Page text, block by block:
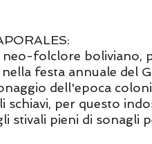
neo-folclore
festa annuale del
dell'epoca
per questo
stivali pieni di sonagli